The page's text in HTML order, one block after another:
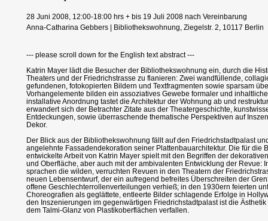
28 Juni 2008, 12:00-18:00 hrs + bis 19 Juli 2008 nach Vereinbarung
Anna-Catharina Gebbers | Bibliothekswohnung, Ziegelstr. 2, 10117 Berlin
--- please scroll down for the English text abstract ---
Katrin Mayer lädt die Besucher der Bibliothekswohnung ein, durch die
Theaters und der Friedrichstrasse zu flanieren: Zwei wandfüllende,
gefundenen, fotokopierten Bildern und Textfragmenten sowie sparsam
Vorhangelemente bilden ein assoziatives Gewebe formaler und
installative Anordnung tastet die Architektur der Wohnung ab und
erwandert sich der Betrachter Zitate aus der Theatergeschichte,
Entdeckungen, sowie überraschende thematische Perspektiven auf
Dekor.
Der Blick aus der Bibliothekswohnung fällt auf den Friedrichstadtpalast
angelehnte Fassadendekoration seiner Plattenbauarchitektur. Die für die
entwickelte Arbeit von Katrin Mayer spielt mit den Begriffen der
und Oberfläche, aber auch mit der ambivalenten Entwicklung der Revue:
sprachen die wilden, verruchten Revuen in den Theatern der
neuen Lebensentwurf, der ein aufregend befreites Überschreiten der
offene Geschlechterrollenverteilungen verhieß; in den 1930ern feierten
Choreografien als geglättete, entleerte Bilder schlagende Erfolge in
den Inszenierungen im gegenwärtigen Friedrichstadtpalast ist die
dem Talmi-Glanz von Plastikoberflächen verfallen.